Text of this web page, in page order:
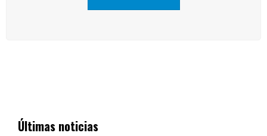
Últimas noticias